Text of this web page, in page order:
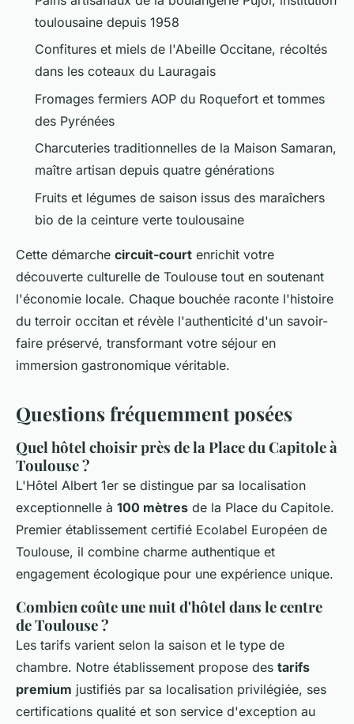
toulousaine depuis 1958
Confitures et miels de l'Abeille Occitane, récoltés
dans les coteaux du Lauragais
Fromages fermiers AOP du Roquefort et tommes
des Pyrénées
Charcuteries traditionnelles de la Maison Samaran,
maître artisan depuis quatre générations
Fruits et légumes de saison issus des maraîchers
bio de la ceinture verte toulousaine
Cette démarche circuit-court enrichit votre
découverte culturelle de Toulouse tout en soutenant
l'économie locale. Chaque bouchée raconte l'histoire
du terroir occitan et révèle l'authenticité d'un savoir-
faire préservé, transformant votre séjour en
immersion gastronomique véritable.
Questions fréquemment posées
Quel hôtel choisir près de la Place du Capitole à
Toulouse ?
L'Hôtel Albert 1er se distingue par sa localisation
exceptionnelle à 100 mètres de la Place du Capitole.
Premier établissement certifié Ecolabel Européen de
Toulouse, il combine charme authentique et
engagement écologique pour une expérience unique.
Combien coûte une nuit d'hôtel dans le centre
de Toulouse ?
Les tarifs varient selon la saison et le type de
chambre. Notre établissement propose des tarifs
premium justifiés par sa localisation privilégiée, ses
certifications qualité et son service d'exception au